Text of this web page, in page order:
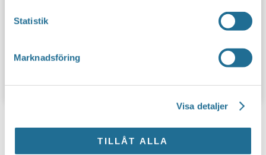
Statistik
Marknadsföring
Visa detaljer
TILLÅT ALLA
Nyheter
Hittar du inte vad du söker?